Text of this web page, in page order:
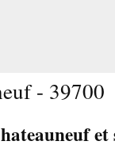
- 39700
et